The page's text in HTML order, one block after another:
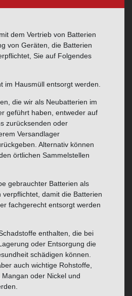
dem Vertrieb von Batterien
von Geräten, die Batterien
Sie auf Folgendes
im Hausmüll entsorgt werden.
die wir als Neubatterien im
geführt haben, entweder auf
zurücksenden oder
Versandlager
Alternativ können
örtlichen Sammelstellen
gebrauchter Batterien als
verpflichtet, damit die Batterien
fachgerecht entsorgt werden
enthalten, die bei
oder Entsorgung die
schädigen können.
auch wichtige Rohstoffe,
oder Nickel und